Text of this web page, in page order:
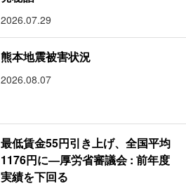
2026.07.29
熊本地震被害状況
2026.08.07
最低賃金55円引き上げ、全国平均
1176円に―厚労省審議会 : 前年度
実績を下回る